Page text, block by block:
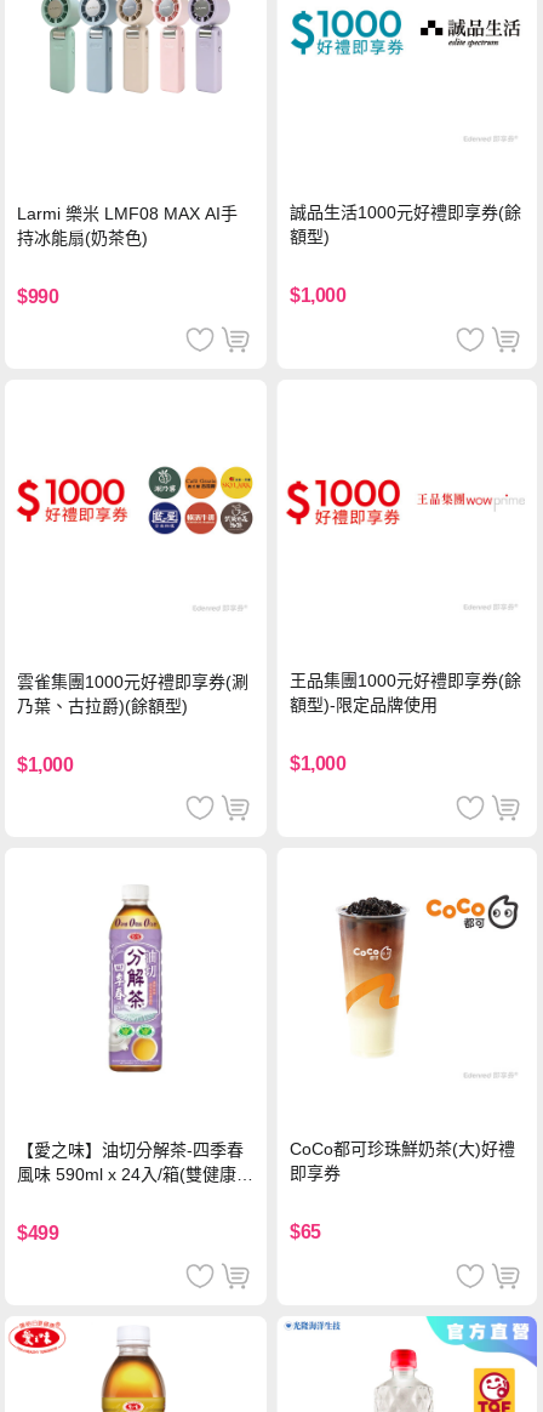
Larmi 樂米 LMF08 MAX AI手
持冰能扇(奶茶色)
$990
誠品生活1000元好禮即享券(餘
額型)
$1,000
雲雀集團1000元好禮即享券(涮
乃葉、古拉爵)(餘額型)
$1,000
王品集團1000元好禮即享券(餘
額型)-限定品牌使用
$1,000
【愛之味】油切分解茶-四季春
風味 590ml x 24入/箱(雙健康認
$499
CoCo都可珍珠鮮奶茶(大)好禮
即享券
$65